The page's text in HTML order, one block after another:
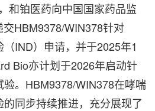
和铂医药向中国国家药品监
HBM9378/WIN378针对
IND）申请，并于2025年1
Bio亦计划于2026年启动针
。HBM9378/WIN378在哮喘
同步持续推进，充分展现了